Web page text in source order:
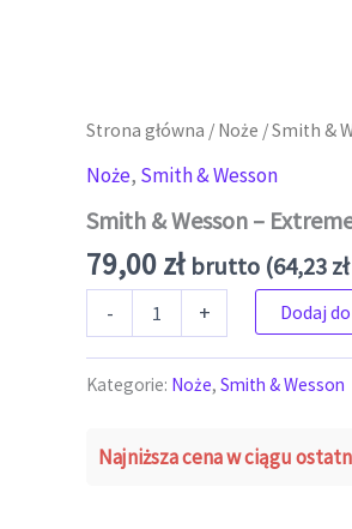
Strona główna / Noże /Smith &
Noże, Smith & Wesson
Smith & Wesson –
79,00zł brutto (64,23zł
-
ilość Smith & Wesson - Extreme Ops
+ Dodaj
Kategorie: Noże, Smith & Wesson
Najniższa cena w ciągu